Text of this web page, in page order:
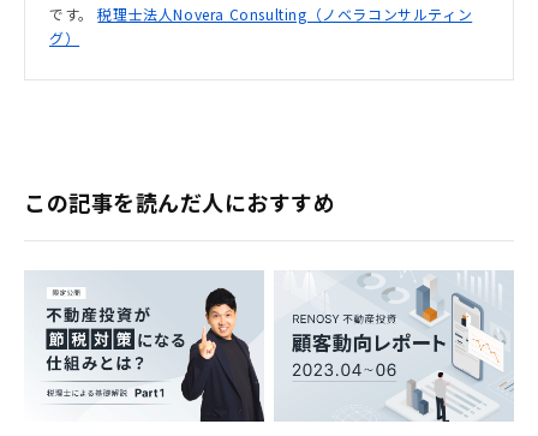
です。税理士法人Novera Consulting（ノベラコンサルティン
グ）
この記事を読んだ人におすすめ